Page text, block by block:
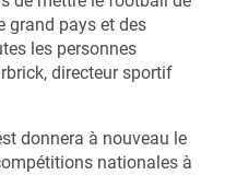
grand pays et des
les personnes
directeur sportif
donnera à nouveau le
nationales à